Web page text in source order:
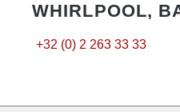
WHIRLPOOL,
+32 (0) 2 263 33 33